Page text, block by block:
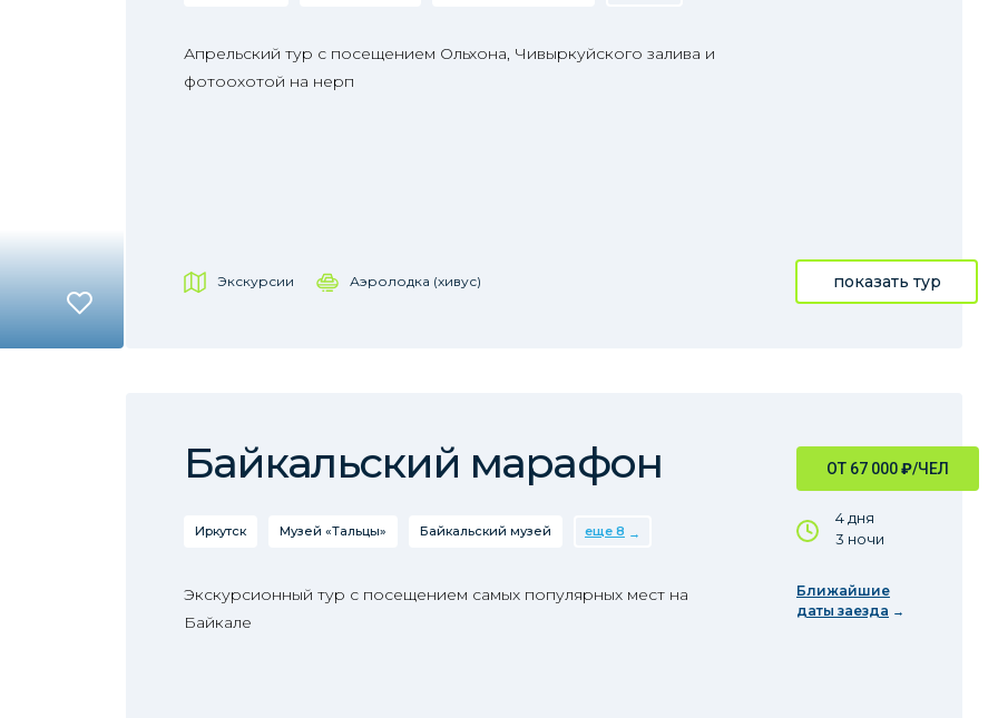
Апрельский тур с посещением Ольхона, Чивыркуйского залива и
фотоохотой на нерп
Экскурсии Аэролодка (хивус) показать тур
ОТ 67 000₽/ЧЕЛ
4 дня
3 ночи
Ближайшие
даты заезда
Байкальский марафон
Иркутск Музей «Тальцы» Байкальский музей еще 8
Экскурсионный тур с посещением самых популярных мест на
Байкале